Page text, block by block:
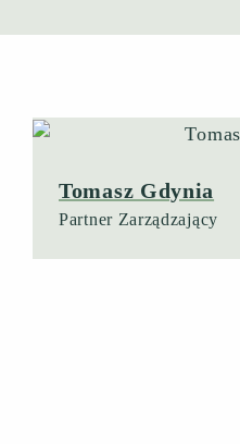
Tomasz Gdynia
Partner Zarządzający